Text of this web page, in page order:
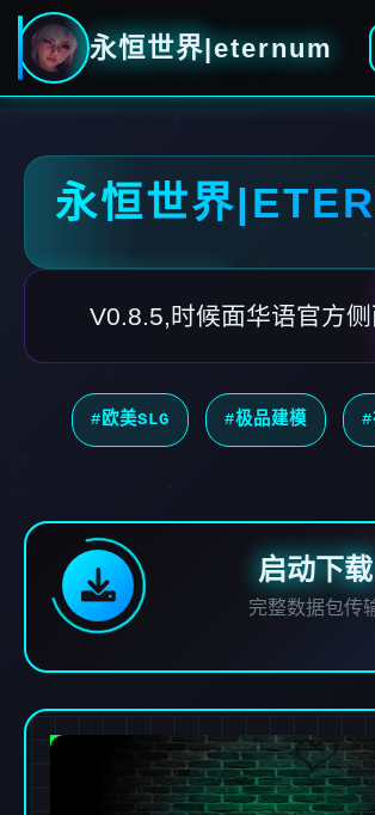
永恒世界|eternum
永恒世界
V0.8.5,时候面华语官方
#欧美SLG #极品建模 #
启动下载
完整数据包传